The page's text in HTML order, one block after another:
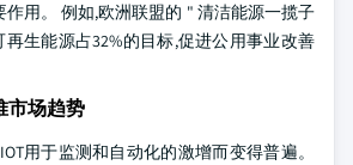
用。 例如,欧洲联盟的 " 清洁能源一揽子
再生能源占32%的目标,促进公用事业改善
市场趋势
用于监测和自动化的激增而变得普遍。